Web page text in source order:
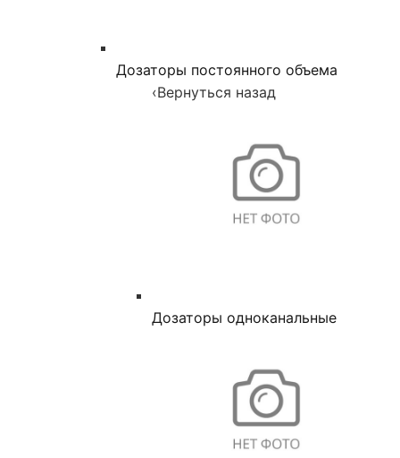
Дозаторы постоянного объема
‹Вернуться назад
Дозаторы одноканальные